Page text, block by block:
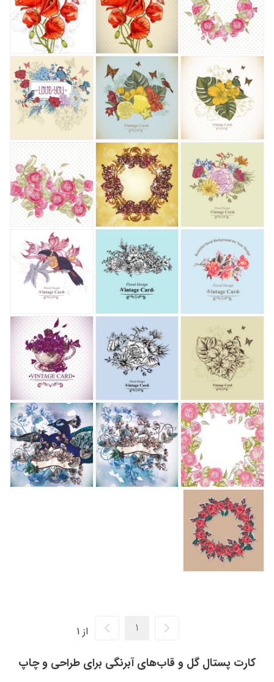
از 1
کارت پستال گل و قاب‌های آبرنگی برای طراحی و چاپ